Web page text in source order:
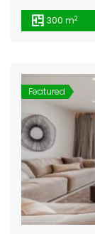
300 m2
Featured